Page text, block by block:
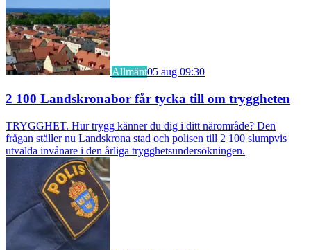
Allmänt05 aug 09:30
2 100 Landskronabor får tycka till om tryggheten
TRYGGHET. Hur trygg känner du dig i ditt närområde? Den
frågan ställer nu Landskrona stad och polisen till 2 100 slumpvis
utvalda invånare i den årliga trygghetsundersökningen.